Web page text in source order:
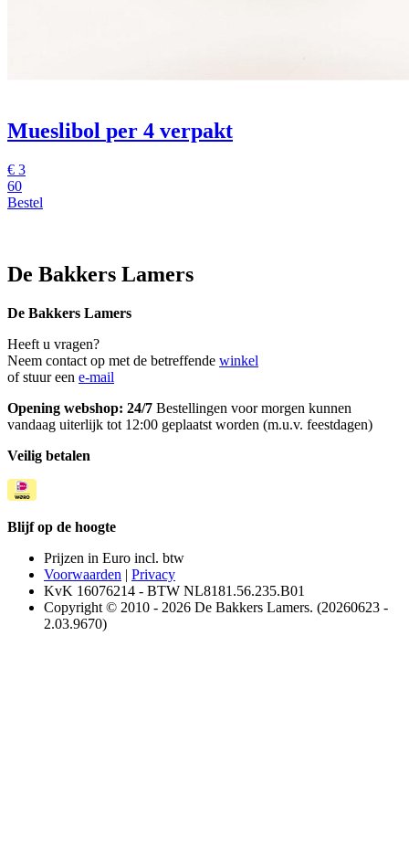
Mueslibol per 4 verpakt
€ 3
60
Bestel
De Bakkers Lamers
De Bakkers Lamers
Heeft u vragen?
Neem contact op met de betreffende winkel
of stuur een e-mail
Opening webshop: 24/7 Bestellingen voor morgen kunnen
vandaag uiterlijk tot 12:00 geplaatst worden (m.u.v. feestdagen)
Veilig betalen
Blijf op de hoogte
Prijzen in Euro incl. btw
Voorwaarden | Privacy
KvK 16076214 - BTW NL8181.56.235.B01
Copyright © 2010 - 2026 De Bakkers Lamers. (20260623 -
2.03.9670)